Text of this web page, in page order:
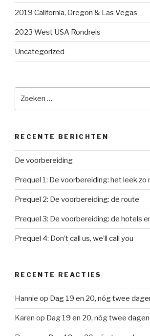
2019 California, Oregon & Las Vegas
2023 West USA Rondreis
Uncategorized
RECENTE BERICHTEN
De voorbereiding
Prequel 1: De voorbereiding: het leek zo
Prequel 2: De voorbereiding: de route
Prequel 3: De voorbereiding: de hotels
Prequel 4: Don’t call us, we’ll call you
RECENTE REACTIES
Hannie op Dag 19 en 20, nóg twee
Karen op Dag 19 en 20, nóg twee dagen